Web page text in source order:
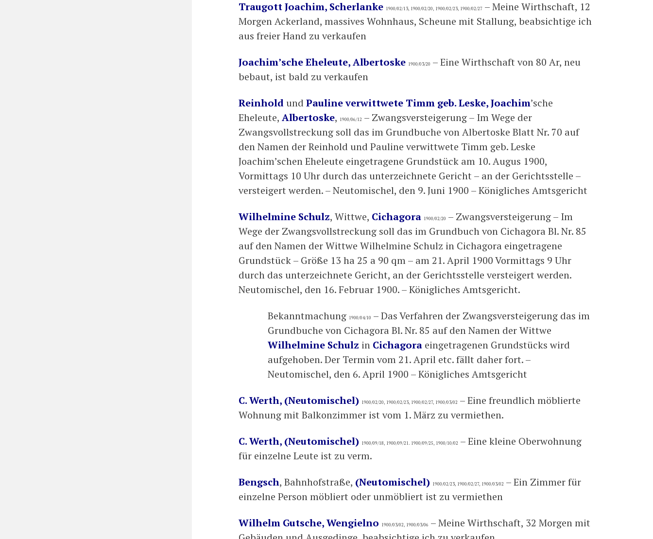
Traugott Joachim, Scherlanke 1900/02/13, 1900/02/20, 1900/02/23, 1900/02/27 – Meine Wirthschaft, 12
Morgen Ackerland, massives Wohnhaus, Scheune mit Stallung, beabsichtige ich
aus freier Hand zu verkaufen
Joachim’sche Eheleute, Albertoske 1900/03/20 – Eine Wirthschaft von 80 Ar, neu
bebaut, ist bald zu verkaufen
Reinhold und Pauline verwittwete Timm geb. Leske, Joachim’sche
Eheleute, Albertoske, 1900/06/12 – Zwangsversteigerung – Im Wege der
Zwangsvollstreckung soll das im Grundbuche von Albertoske Blatt Nr. 70 auf
den Namen der Reinhold und Pauline verwittwete Timm geb. Leske
Joachim’schen Eheleute eingetragene Grundstück am 10. Augus 1900,
Vormittags 10 Uhr durch das unterzeichnete Gericht – an der Gerichtsstelle –
versteigert werden. – Neutomischel, den 9. Juni 1900 – Königliches Amtsgericht
Wilhelmine Schulz, Wittwe, Cichagora 1900/02/20 – Zwangsversteigerung – Im
Wege der Zwangsvollstreckung soll das im Grundbuch von Cichagora Bl. Nr. 85
auf den Namen der Wittwe Wilhelmine Schulz in Cichagora eingetragene
Grundstück – Größe 13 ha 25 a 90 qm – am 21. April 1900 Vormittags 9 Uhr
durch das unterzeichnete Gericht, an der Gerichtsstelle versteigert werden.
Neutomischel, den 16. Februar 1900. – Königliches Amtsgericht.
Bekanntmachung 1900/04/10 – Das Verfahren der Zwangsversteigerung das im
Grundbuche von Cichagora Bl. Nr. 85 auf den Namen der Wittwe
Wilhelmine Schulz in Cichagora eingetragenen Grundstücks wird
aufgehoben. Der Termin vom 21. April etc. fällt daher fort. –
Neutomischel, den 6. April 1900 – Königliches Amtsgericht
C. Werth, (Neutomischel) 1900/02/20, 1900/02/23, 1900/02/27, 1900/03/02 – Eine freundlich möblierte
Wohnung mit Balkonzimmer ist vom 1. März zu vermiethen.
C. Werth, (Neutomischel) 1900/09/18, 1900/09/21. 1900/09/25, 1900/10/02 – Eine kleine Oberwohnung
für einzelne Leute ist zu verm.
Bengsch, Bahnhofstraße, (Neutomischel) 1900/02/23, 1900/02/27, 1900/03/02 – Ein Zimmer für
einzelne Person möbliert oder unmöbliert ist zu vermiethen
Wilhelm Gutsche, Wengielno 1900/03/02, 1900/03/06 – Meine Wirthschaft, 32 Morgen mit